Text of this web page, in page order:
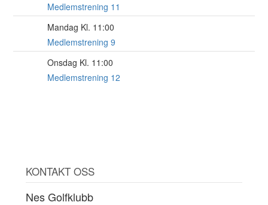
Medlemstrening 11
Mandag Kl. 11:00
Medlemstrening 9
Onsdag Kl. 11:00
Medlemstrening 12
KONTAKT OSS
Nes Golfklubb